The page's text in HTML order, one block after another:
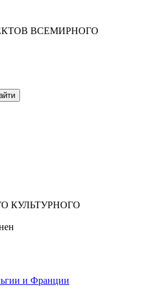
ВСЕМИРНОГО
КУЛЬТУРНОГО
и Франции